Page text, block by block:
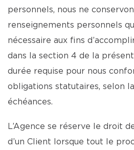
personnels, nous ne
renseignements personnels
nécessaire aux fins
dans la section 4 de la
durée requise pour nous
obligations statutaires, selon
échéances.
L’Agence se réserve le droit
d’un Client lorsque tout le